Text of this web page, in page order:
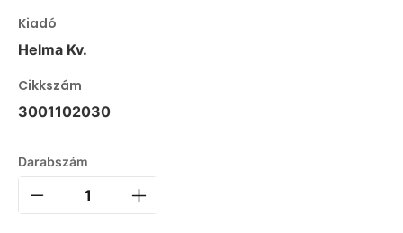
Kiadó
Helma Kv.
Cikkszám
3001102030
Darabszám